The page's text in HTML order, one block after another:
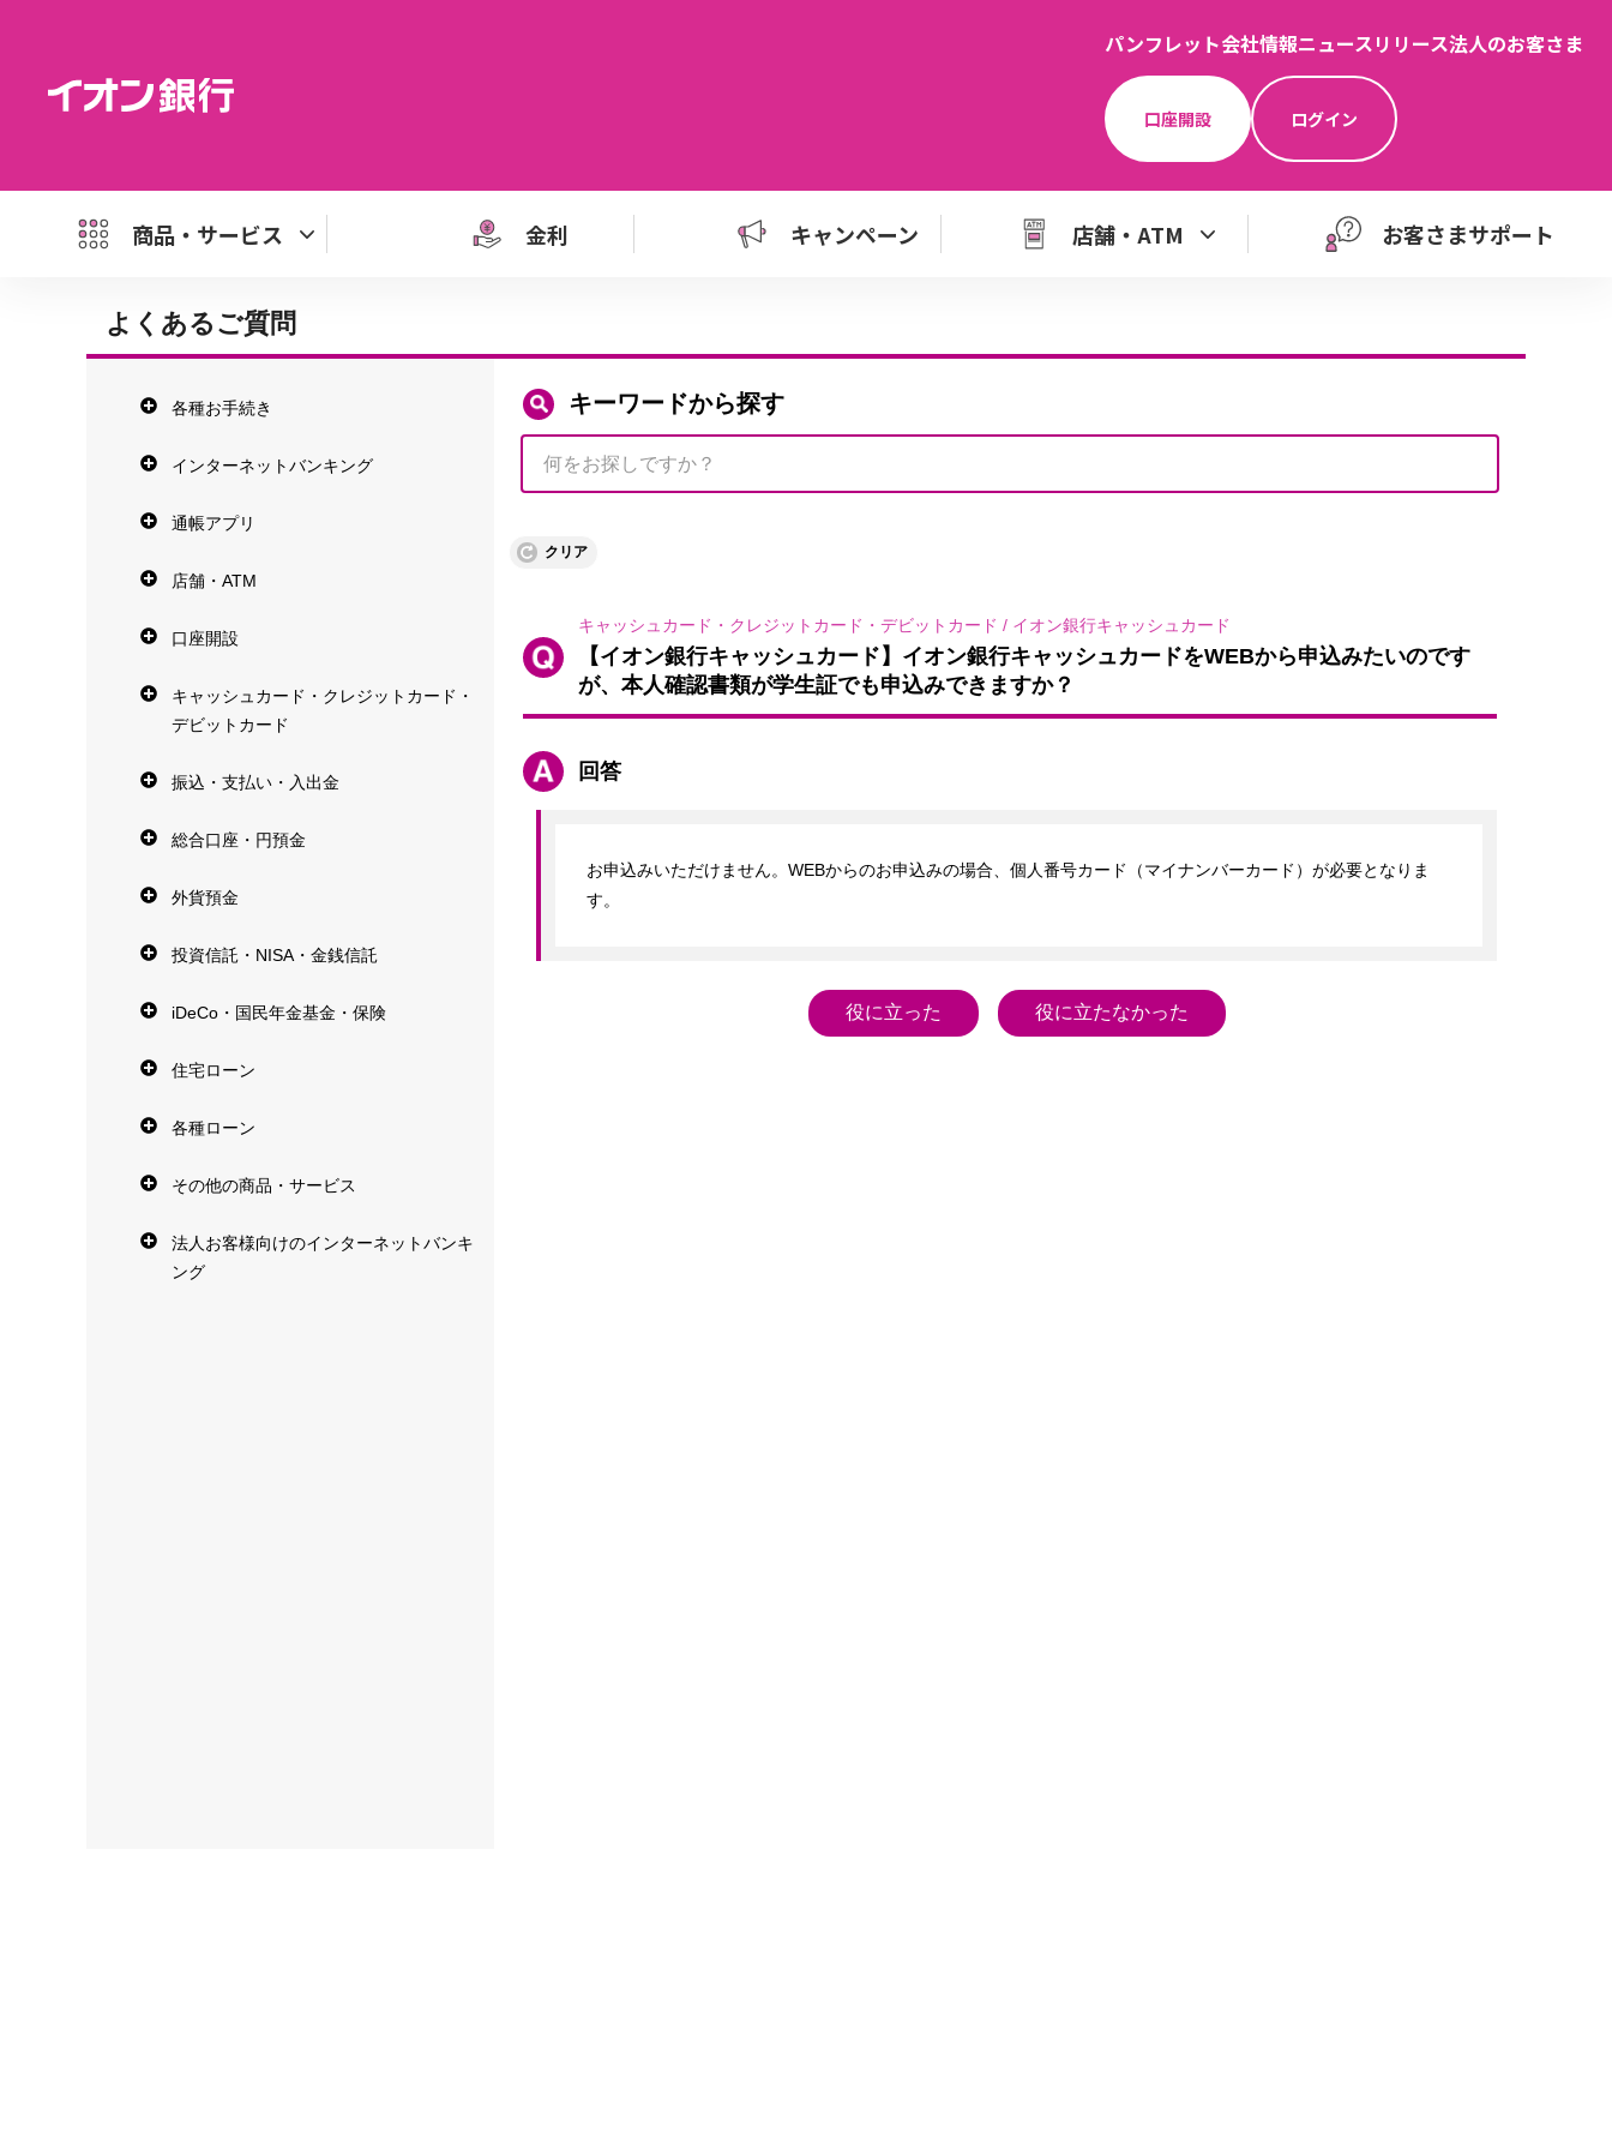
パンフレット会社情報ニュースリリース法人のお客さま
口座開設 ログイン
商品・サービス 金利 キャンペーン 店舗・ATM お客さまサポート
よくあるご質問
各種お手続き
インターネットバンキング
通帳アプリ
店舗・ATM
口座開設
キャッシュカード・クレジットカード・
デビットカード
振込・支払い・入出金
総合口座・円預金
外貨預金
投資信託・NISA・金銭信託
iDeCo・国民年金基金・保険
住宅ローン
各種ローン
その他の商品・サービス
法人お客様向けのインターネットバンキ
ング
キーワードから探す
クリア
キャッシュカード・クレジットカード・デビットカード / イオン銀行キャッシュカード
【イオン銀行キャッシュカード】イオン銀行キャッシュカードをWEBから申込みたいのです
が、本人確認書類が学生証でも申込みできますか？
回答
お申込みいただけません。WEBからのお申込みの場合、個人番号カード（マイナンバーカード）が必要となりま
す。
役に立った 役に立たなかった